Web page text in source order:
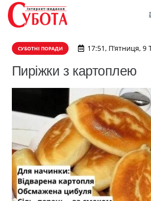
СУБОТНІ ПОРАДИ 17:51, П’ятниця, 9
Пиріжки з картоплею